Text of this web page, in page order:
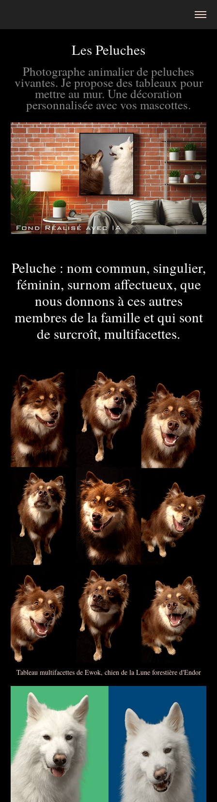
Les Peluches
Photographe animalier de peluches
vivantes. Je propose des tableaux pour
mettre au mur. Une décoration
personnalisée avec vos mascottes.
Peluche : nom commun, singulier,
féminin, surnom affectueux, que
nous donnons à ces autres
membres de la famille et qui sont
de surcroît, multifacettes.
Tableau multifacettes de Ewok, chien de la Lune forestière d'Endor